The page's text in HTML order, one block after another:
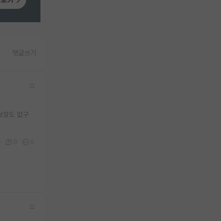
댓글쓰기
장도 없구